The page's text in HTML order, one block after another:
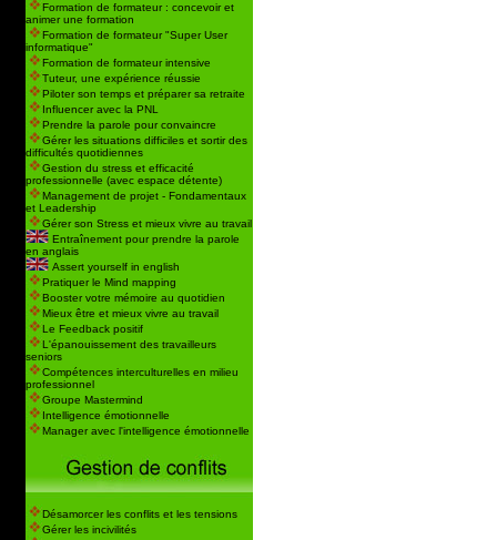
Formation de formateur : concevoir et
animer une formation
Formation de formateur "Super User
informatique"
Formation de formateur intensive
Tuteur, une expérience réussie
Piloter son temps et préparer sa retraite
Influencer avec la PNL
Prendre la parole pour convaincre
Gérer les situations difficiles et sortir des
difficultés quotidiennes
Gestion du stress et efficacité
professionnelle (avec espace détente)
Management de projet - Fondamentaux
et Leadership
Gérer son Stress et mieux vivre au travail
Entraînement pour prendre la parole
en anglais
Assert yourself in english
Pratiquer le Mind mapping
Booster votre mémoire au quotidien
Mieux être et mieux vivre au travail
Le Feedback positif
L'épanouissement des travailleurs
seniors
Compétences interculturelles en milieu
professionnel
Groupe Mastermind
Intelligence émotionnelle
Manager avec l'intelligence émotionnelle
Désamorcer les conflits et les tensions
Gérer les incivilités